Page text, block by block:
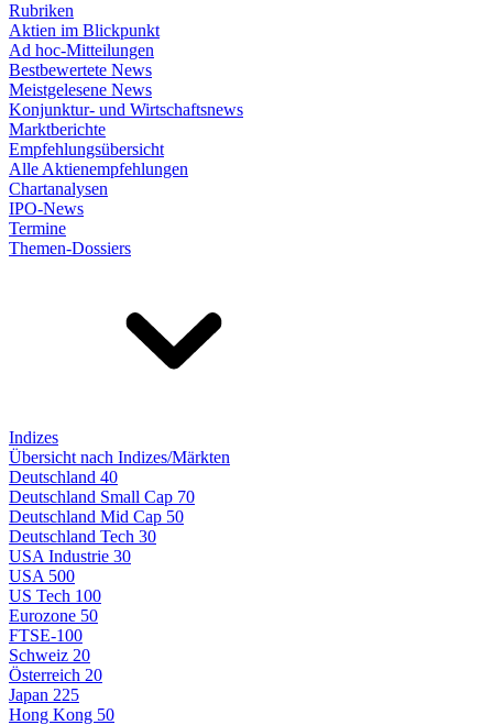
Rubriken
Aktien im Blickpunkt
Ad hoc-Mitteilungen
Bestbewertete News
Meistgelesene News
Konjunktur- und Wirtschaftsnews
Marktberichte
Empfehlungsübersicht
Alle Aktienempfehlungen
Chartanalysen
IPO-News
Termine
Themen-Dossiers
Indizes
Übersicht nach Indizes/Märkten
Deutschland 40
Deutschland Small Cap 70
Deutschland Mid Cap 50
Deutschland Tech 30
USA Industrie 30
USA 500
US Tech 100
Eurozone 50
FTSE-100
Schweiz 20
Österreich 20
Japan 225
Hong Kong 50